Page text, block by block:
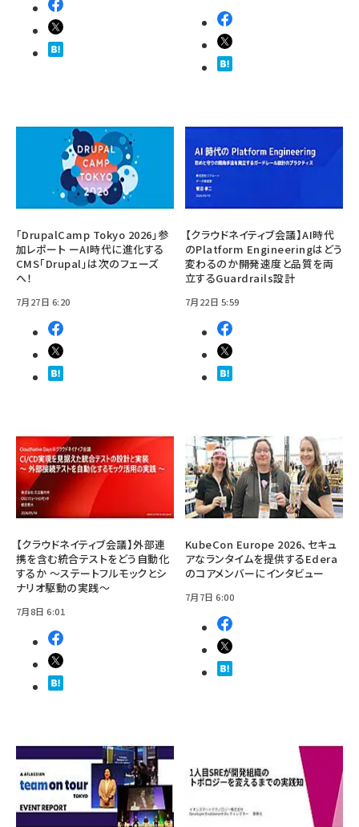
「DrupalCamp Tokyo 2026」参
加レポート ーAI時代に進化する
CMS「Drupal」は次のフェーズ
へ！
7月27日 6:20
【クラウドネイティブ会議】AI時代
のPlatform Engineeringはどう
変わるのか――開発速度と品質を両
立するGuardrails設計
7月22日 5:59
【クラウドネイティブ会議】外部連
携を含む統合テストをどう自動化
するか ～ステートフルモックとシ
ナリオ駆動の実践～
7月8日 6:01
KubeCon Europe 2026、セキュ
アなランタイムを提供するEdera
のコアメンバーにインタビュー
7月7日 6:00